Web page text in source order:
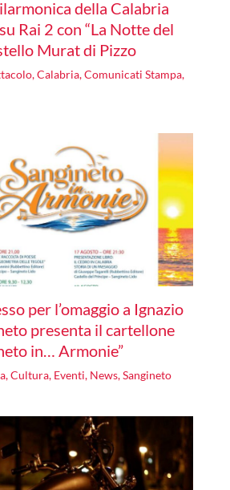
della Calabria
Rai 2 con “La Notte del
Murat di Pizzo
,Calabria,Comunicati Stampa,
per l’omaggio a Ignazio
presenta il cartellone
in… Armonie”
,Cultura, Eventi, News,Sangineto